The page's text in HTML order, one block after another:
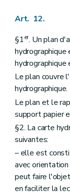
Art. 12.
§1er. Un plan
hydrographique
Le plan couvre
hydrographique.
Le plan et le
support papier
§2. La carte
suivantes:
– elle est
avec
peut faire
en faciliter la